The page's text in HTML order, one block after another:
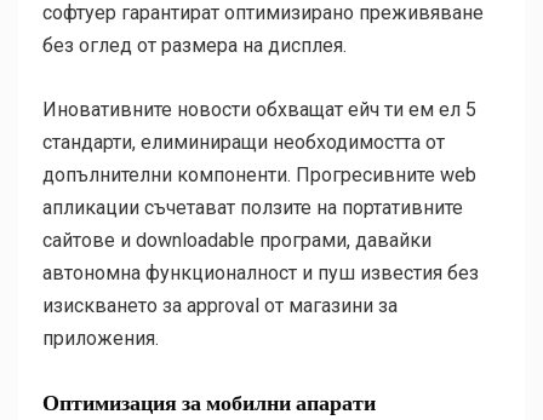
софтуер гарантират оптимизирано преживяване
без оглед от размера на дисплея.
Иновативните новости обхващат ейч ти ем ел 5
стандарти, елиминиращи необходимостта от
допълнителни компоненти. Прогресивните web
апликации съчетават ползите на портативните
сайтове и downloadable програми, давайки
автономна функционалност и пуш известия без
изискването за approval от магазини за
приложения.
Оптимизация за мобилни апарати